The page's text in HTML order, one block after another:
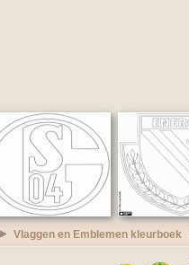
Vlaggen en Emblemen kleurboek